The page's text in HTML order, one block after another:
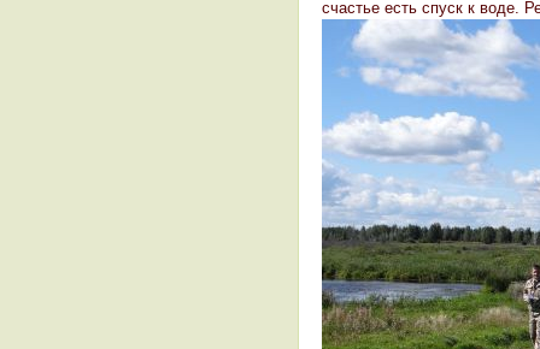
счастье есть спуск к воде.